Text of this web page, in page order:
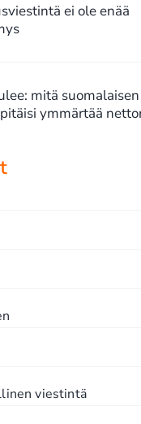
ei ole enää
mitä suomalaisen
ymmärtää
viestintä